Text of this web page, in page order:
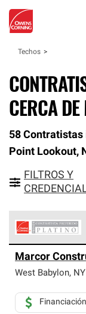
Techos
CERCA
58 Contratistas
Point Lookout,
FILTROS Y
Corning
exclusiva y
Solo ellos
sistemas de
Marcor
West Babylon, NY